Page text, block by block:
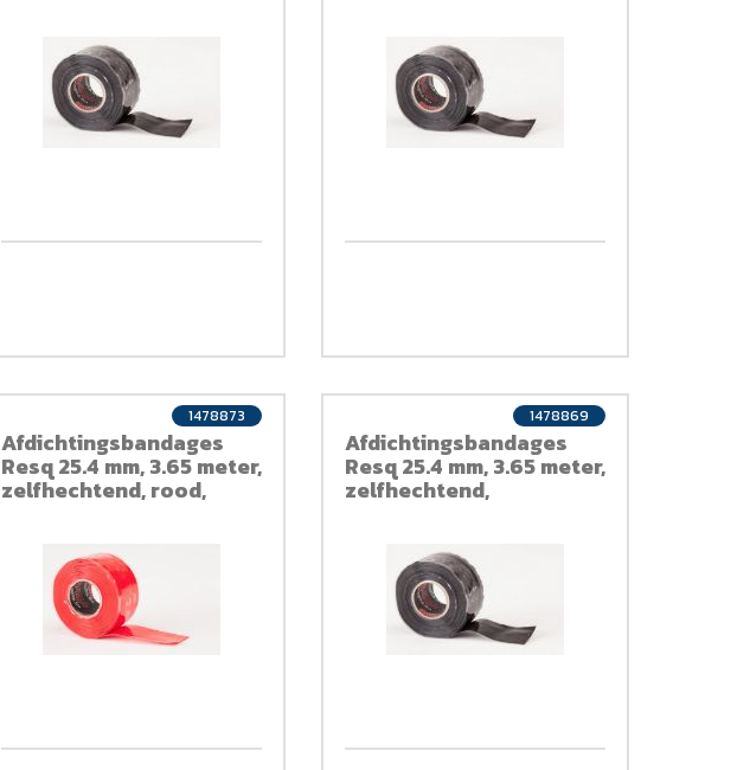
Afdichtingsbandages
Resq 25.4 mm, 3.65 meter,
zelfhechtend, rood,
1478873
Afdichtingsbandages
Resq 25.4 mm, 3.65 meter,
zelfhechtend,
1478869